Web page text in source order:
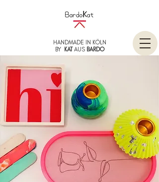
HANDMADE IN KÖLN
BY KATAUS BARDO